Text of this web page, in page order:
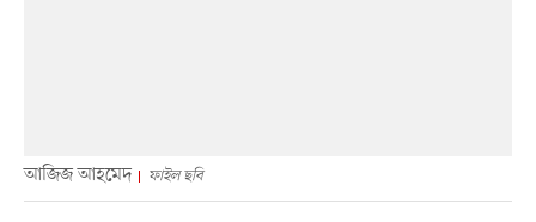
আজিজ আহমেদ ফাইল ছবি